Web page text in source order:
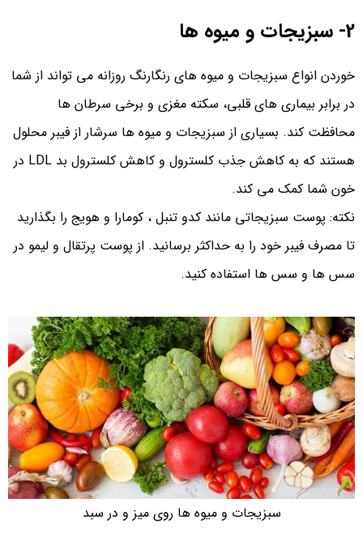
2- سبزیجات و میوه ها
خوردن انواع سبزیجات و میوه های رنگارنگ روزانه می تواند از شما
در برابر بیماری های قلبی، سکته مغزی و برخی سرطان ها
محافظت کند. بسیاری از سبزیجات و میوه ها سرشار از فیبر محلول
هستند که به کاهش جذب کلسترول و کاهش کلسترول بد LDL در
خون شما کمک می کند.
نکته: پوست سبزیجاتی مانند کدو تنبل ، کومارا و هویج را بگذارید
تا مصرف فیبر خود را به حداکثر برسانید. از پوست پرتقال و لیمو در
سس ها و سس ها استفاده کنید.
سبزیجات و میوه ها روی میز و در سبد